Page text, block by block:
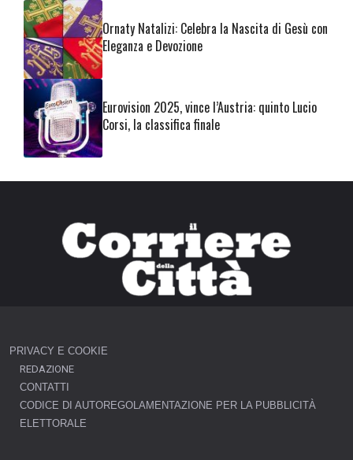
Ornaty Natalizi: Celebra la Nascita di Gesù con
Eleganza e Devozione
Eurovision 2025, vince l’Austria: quinto Lucio
Corsi, la classifica finale
PRIVACY E COOKIE
REDAZIONE
CONTATTI
CODICE DI AUTOREGOLAMENTAZIONE PER LA PUBBLICITÀ
ELETTORALE